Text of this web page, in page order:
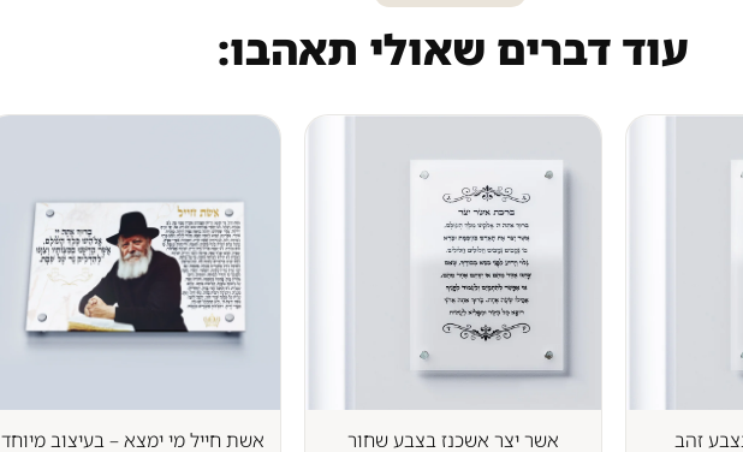
עוד דברים שאולי תאהבו:
זהב אשר יצר אשכנז בצבע שחור אשת חייל מי ימצא – בעיצוב מיוחד